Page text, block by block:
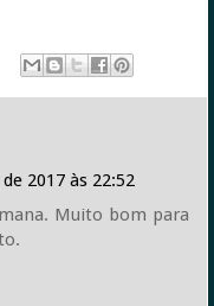
2017 às 22:52
Muito bom para